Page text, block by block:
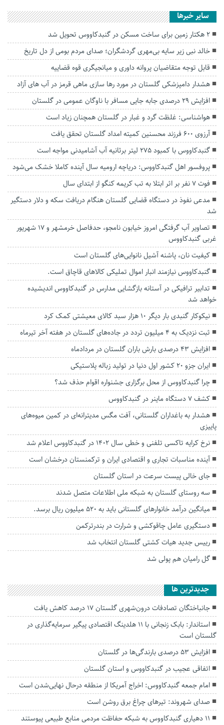
سایر خبرها
۲ هکتار زمین برای ساخت مسکن در گنبدکاووس تحویل شد
خالد نبی زیر سایه بی‌مهری گردشگران؛ صدای مردم بومی از دل تاریخ
قابل توجه متقاضیان پروانه داوری و میانجیگری قوه قضاییه
هشدار دامپزشکی گلستان در مورد رها سازی ماهی قرمز در آب های آزاد
افزایش ۲۹ درصدی جابه جایی مسافر با ناوگان عمومی در گلستان
هواشناسی: غلظت گرد و غبار در گلستان همچنان زیاد است
آرزوی ۶۰۰ فرزند محسنین کمیته امداد گلستان تحقق یافت
گنبدکاووس با کمبود ۲۷۵ لیتر برثانیه آب آشامیدنی مواجه است
پروفسور اهل گنبدکاووس: دریاچه ارومیه سال آینده کاملا خشک می‌شود
فوت ۷ نفر بر اثر ابتلا به تب کریمه کنگو از ابتدای سال
مدعی نفوذ در دستگاه قضایی گلستان هنگام دریافت سکه و دلار دستگیر
شد
تصاویر آب گرفتگی امروز خیابون نامجو، حدفاصل خرمشهر و 17 شهریور
غربی گنبدکاووس
کیفیت نان، پاشنه آشیل نانوایی‌های گلستان است
گنبدکاووس نیازمند انبار اموال تملیکی کالاهای قاچاق است.
تدابیر ترافیکی در آستانه بازگشایی مدارس در گنبدکاووس اندیشیده
خواهد شد
نیکوکار گنبدی بار دیگر ۱۰ هزار سبد کالای معیشتی کمک کرد
ثبت نزدیک به ۴ میلیون تردد در جاده‌های گلستان در هفته آخر تیرماه
افزایش ۴۳ درصدی بارش باران گلستان در مردادماه
ایران جزو ۲۰ کشور اول دنیا در تولید زباله پلاستیکی
چرا گنبدکاووس از محل برگزاری جشنواره اقوام حذف شد؟
کشف 7 دستگاه ماينر در گنبدكاووس
هشدار به باغداران گلستانی، آفت مگس مدیترانه‌ای در کمین میوه‌های
پاییزی
نرخ کرایه تاکسی تلفنی و خطی سال 1402 در گنبدکاووس اعلام شد
آینده مناسبات تجاری و اقتصادی ایران و ترکمنستان درخشان است
جای خالی پیست سرعت در استان گلستان
سه روستای گلستان به شبکه ملی اطلاعات متصل شدند
میانگین درآمد خانوارهای گلستانی باید به ۵۲۰ میلیون ریال برسد.
دستگیری عامل چاقوکشی و شرارت در بندرترکمن
رییس جدید هیات کشتی گلستان‌ انتخاب شد
گل رامیان هم پولی شد
جديدترين ها
جانباختگان تصادفات درون‌شهری گلستان ۱۷ درصد کاهش یافت
استاندار: بابک زنجانی با ۱۱ هلدینگ اقتصادی پیگیر سرمایه‌گذاری در
گلستان است
افزایش ۵۳ درصدی بارندگی‌ها در گلستان
اتفاقی عجیب در‌ گنبدکاووس و استان گلستان
امام جمعه گنبدکاووس: اخراج آمریکا از منطقه درحال نهایی‌شدن است
صدای شهروند: تیرهای چراغ برق روشن است
۱۱ دهیاری گنبدکاووس به شبکه حفاظت مردمی منابع طبیعی پیوستند